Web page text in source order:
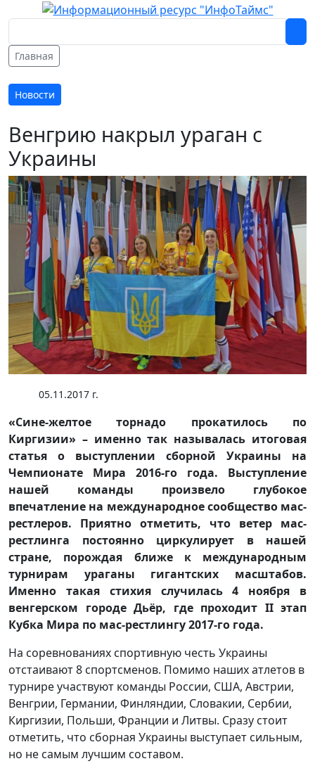
Главная
Новости
Венгрию накрыл ураган с
Украины
05.11.2017 г.
«Сине-желтое торнадо прокатилось по
Киргизии» – именно так называлась итоговая
статья о выступлении сборной Украины на
Чемпионате Мира 2016-го года. Выступление
нашей команды произвело глубокое
впечатление на международное сообщество мас-
рестлеров. Приятно отметить, что ветер мас-
рестлинга постоянно циркулирует в нашей
стране, порождая ближе к международным
турнирам ураганы гигантских масштабов.
Именно такая стихия случилась 4 ноября в
венгерском городе Дьёр, где проходит II этап
Кубка Мира по мас-рестлингу 2017-го года.
На соревнованиях спортивную честь Украины
отстаивают 8 спортсменов. Помимо наших атлетов в
турнире участвуют команды России, США, Австрии,
Венгрии, Германии, Финляндии, Словакии, Сербии,
Киргизии, Польши, Франции и Литвы. Сразу стоит
отметить, что сборная Украины выступает сильным,
но не самым лучшим составом.